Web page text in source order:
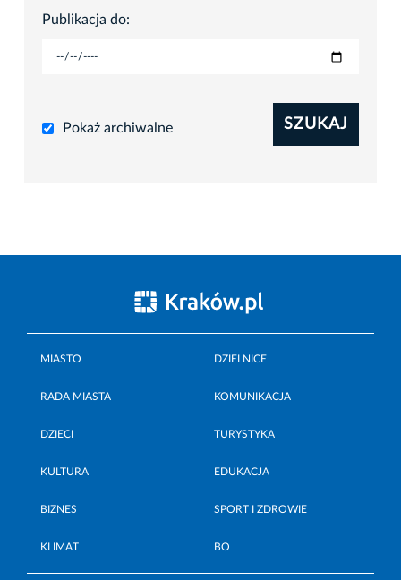
Publikacja do:
Pokaż archiwalne SZUKAJ
MIASTO DZIELNICE
RADA MIASTA KOMUNIKACJA
DZIECI TURYSTYKA
KULTURA EDUKACJA
BIZNES SPORT I ZDROWIE
KLIMAT BO